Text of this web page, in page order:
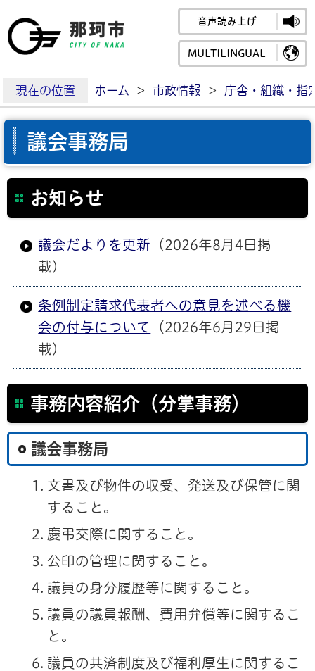
那珂市公式ホームペ
音声読み上げ
MULTILINGUAL
現在の位置 ホーム > 市政情報 > 庁舎・組織・指
議会事務局
お知らせ
議会だよりを更新 （2026年8月4日掲
載）
条例制定請求代表者への意見を述べる機
会の付与について
（2026年6月29日掲
載）
事務内容紹介（分掌事務）
議会事務局
文書及び物件の収受、発送及び保管に関
すること。
慶弔交際に関すること。
公印の管理に関すること。
議員の身分履歴等に関すること。
議員の議員報酬、費用弁償等に関するこ
と。
議員の共済制度及び福利厚生に関するこ